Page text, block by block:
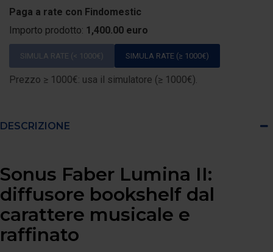
Paga a rate con Findomestic
Importo prodotto: 1,400.00 euro
SIMULA RATE (< 1000€) SIMULA RATE (≥ 1000€)
Prezzo ≥ 1000€: usa il simulatore (≥ 1000€).
DESCRIZIONE
Sonus Faber Lumina II:
diffusore bookshelf dal
carattere musicale e
raffinato